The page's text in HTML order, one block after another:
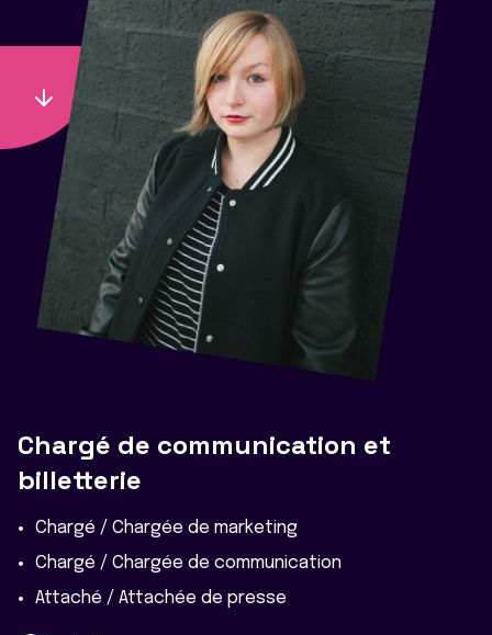
Chargé de communication et
billetterie
Chargé / Chargée de marketing
Chargé / Chargée de communication
Attaché / Attachée de presse